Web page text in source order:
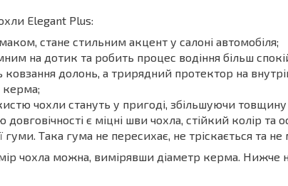
Elegant Plus:
стане стильним акцент у салоні автомобіля;
на дотик та робить процес водіння більш
долонь, а трирядний протектор на
керма;
чохли стануть у пригоді, збільшуючи
є міцні шви чохла, стійкий колір та
гуми. Така гума не пересихає, не тріскається та не
чохла можна, вимірявши діаметр керма. Нижче